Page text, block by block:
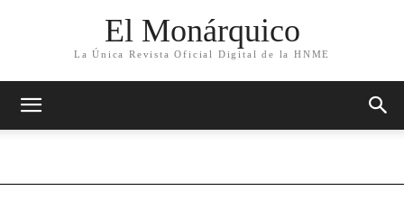
El Monárquico
La Única Revista Oficial Digital de la HNME